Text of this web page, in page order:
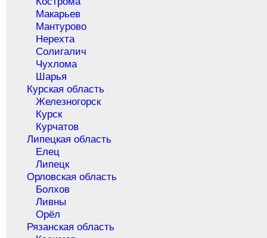
Макарьев
Мантурово
Нерехта
Солигалич
Чухлома
Шарья
Курская область
Железногорск
Курск
Курчатов
Липецкая область
Елец
Липецк
Орловская область
Болхов
Ливны
Орёл
Рязанская область